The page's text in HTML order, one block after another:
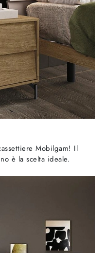
Mobilgam! Il
è la scelta ideale.